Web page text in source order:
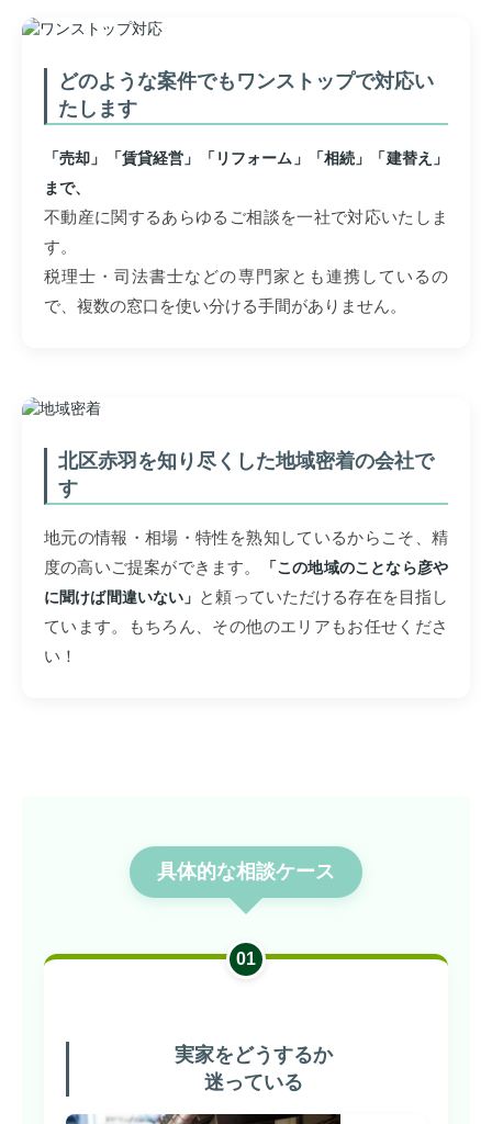
どのような案件でもワンストップで対応い
たします
「売却」「賃貸経営」「リフォーム」「相続」「建替え」
まで、
不動産に関するあらゆるご相談を一社で対応いたしま
す。
税理士・司法書士などの専門家とも連携しているの
で、複数の窓口を使い分ける手間がありません。
北区赤羽を知り尽くした地域密着の会社で
す
地元の情報・相場・特性を熟知しているからこそ、精
度の高いご提案ができます。
「この地域のことなら彦や
に聞けば間違いない」 と頼っていただける存在を目指し
ています。もちろん、その他のエリアもお任せくださ
い！
具体的な相談ケース
01
実家をどうするか
迷っている